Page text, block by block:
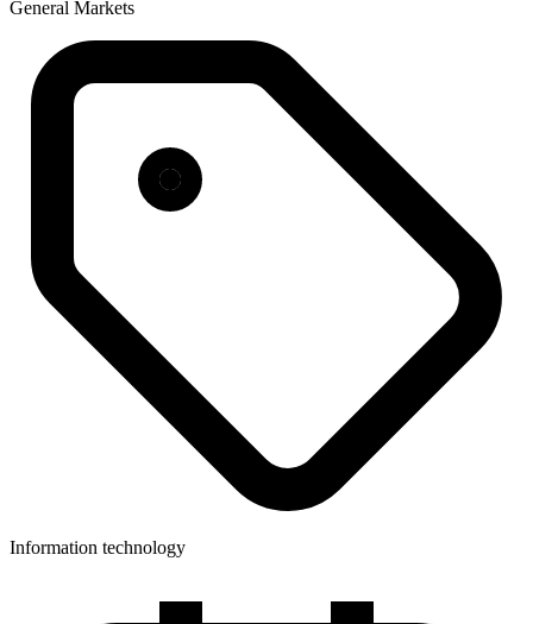
General Markets
Information technology